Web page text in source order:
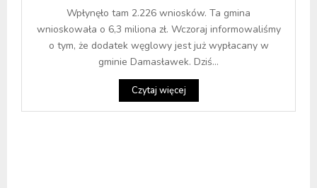
Wpłynęło tam 2.226 wniosków. Ta gmina
wnioskowała o 6,3 miliona zł. Wczoraj informowaliśmy
o tym, że dodatek węglowy jest już wypłacany w
gminie Damasławek. Dziś...
Czytaj więcej